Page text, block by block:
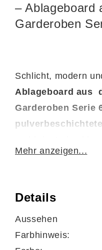
– Ablageboard
Garderoben
Schlicht, modern
Ablageboard aus
Garderoben Serie
deinen
Mehr anzeigen...
Details
Aussehen
Farbhinweis: